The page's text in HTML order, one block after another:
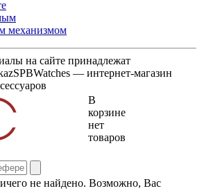
механизмом
на сайте принадлежат
— интернет-магазин
В
корзине
нет
товаров
не найдено. Возможно, Вас